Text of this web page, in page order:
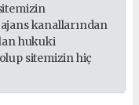
kanallarından
hukuki
sitemizin hiç